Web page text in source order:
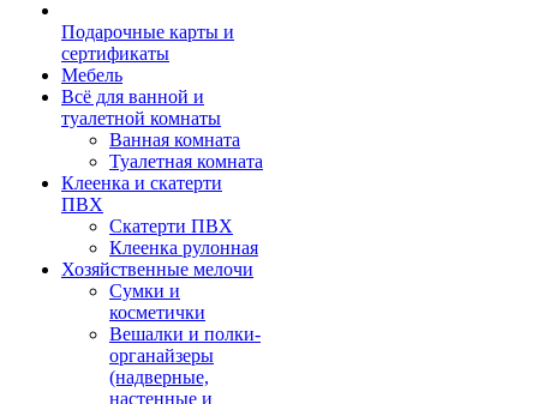
Подарочные карты и
сертификаты
Мебель
Всё для ванной и
туалетной комнаты
Ванная комната
Туалетная комната
Клеенка и скатерти
ПВХ
Скатерти ПВХ
Клеенка рулонная
Хозяйственные мелочи
Сумки и
косметички
Вешалки и полки-
органайзеры
(надверные,
настенные и